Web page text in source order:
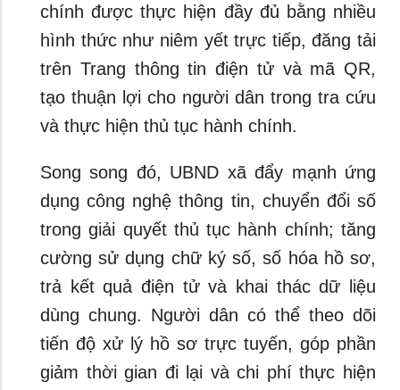
chính được thực hiện đầy đủ bằng nhiều
hình thức như niêm yết trực tiếp, đăng tải
trên Trang thông tin điện tử và mã QR,
tạo thuận lợi cho người dân trong tra cứu
và thực hiện thủ tục hành chính.
Song song đó, UBND xã đẩy mạnh ứng
dụng công nghệ thông tin, chuyển đổi số
trong giải quyết thủ tục hành chính; tăng
cường sử dụng chữ ký số, số hóa hồ sơ,
trả kết quả điện tử và khai thác dữ liệu
dùng chung. Người dân có thể theo dõi
tiến độ xử lý hồ sơ trực tuyến, góp phần
giảm thời gian đi lại và chi phí thực hiện